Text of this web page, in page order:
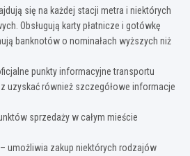
się na każdej stacji metra i niektórych
Obsługują karty płatnicze i gotówkę
banknotów o nominałach wyższych niż
punkty informacyjne transportu
uzyskać również szczegółowe informacje
sprzedaży w całym mieście
– umożliwia zakup niektórych rodzajów